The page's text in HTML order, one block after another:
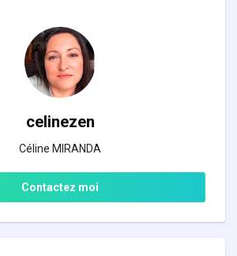
celinezen
Céline MIRANDA
Contactez moi